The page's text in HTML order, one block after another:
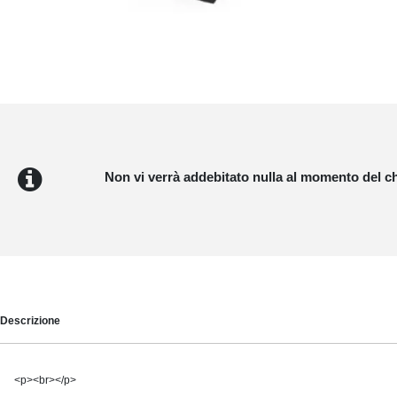
Non vi verrà addebitato nulla al momento del
Descrizione
<p><br></p>